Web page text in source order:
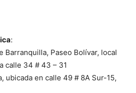
:
Barranquilla, Paseo Bolívar, local
calle 34 # 43 – 31
ubicada en calle 49 # 8A Sur-15,